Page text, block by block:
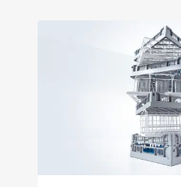
Außenmaß, Bruttohöhe
Außenmaß,
Außenmaß, Bruttotiefe